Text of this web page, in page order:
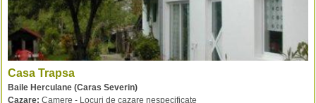
Casa Trapsa
Baile Herculane (Caras Severin)
Cazare: Camere - Locuri de cazare nespecificate